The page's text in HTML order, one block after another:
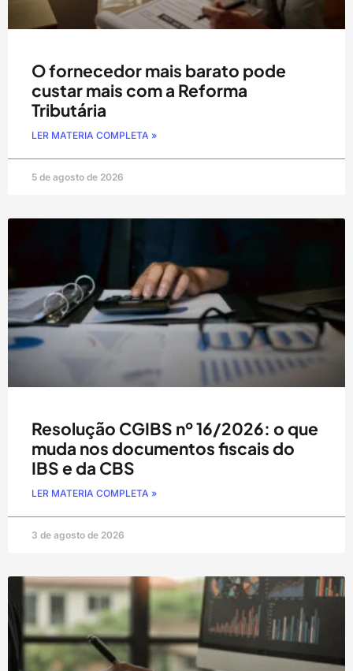
O fornecedor mais barato pode
custar mais com a Reforma
Tributária
LER MATERIA COMPLETA »
5 de agosto de 2026
Resolução CGIBS nº 16/2026: o que
muda nos documentos fiscais do
IBS e da CBS
LER MATERIA COMPLETA »
3 de agosto de 2026